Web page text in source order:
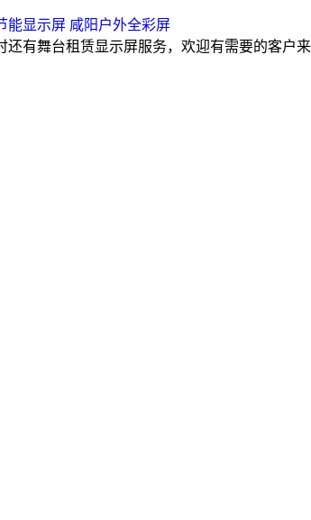
能显示屏 咸阳户外全彩屏
有舞台租赁显示屏服务，欢迎有需要的客户